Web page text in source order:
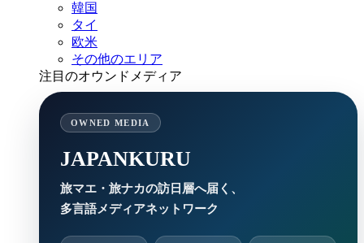
韓国
タイ
欧米
その他のエリア
注目のオウンドメディア
OWNED MEDIA
JAPANKURU
旅マエ・旅ナカの訪日層へ届く、
多言語メディアネットワーク